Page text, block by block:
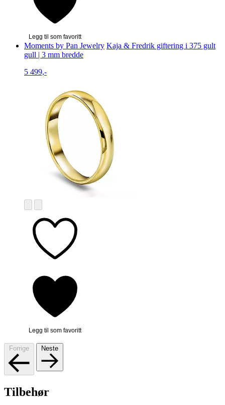
Legg til som favoritt
Moments by Pan Jewelry Kaja & Fredrik giftering i 375 gult
gull | 3 mm bredde
5 499,-
Legg til som favoritt
Forrige Neste
Tilbehør